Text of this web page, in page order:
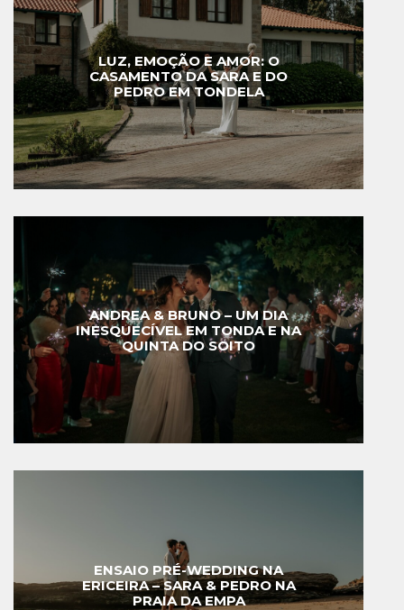
LUZ, EMOÇÃO E AMOR: O
CASAMENTO DA SARA E DO
PEDRO EM TONDELA
ANDREA & BRUNO – UM DIA
INESQUECÍVEL EM TONDA E NA
QUINTA DO SOITO
ENSAIO PRÉ-WEDDING NA
ERICEIRA – SARA & PEDRO NA
PRAIA DA EMPA